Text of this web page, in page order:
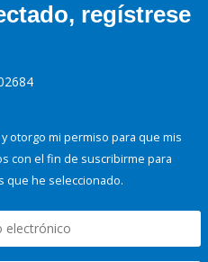
regístrese
y otorgo mi permiso para que mis
con el fin de suscribirme para
que he seleccionado.